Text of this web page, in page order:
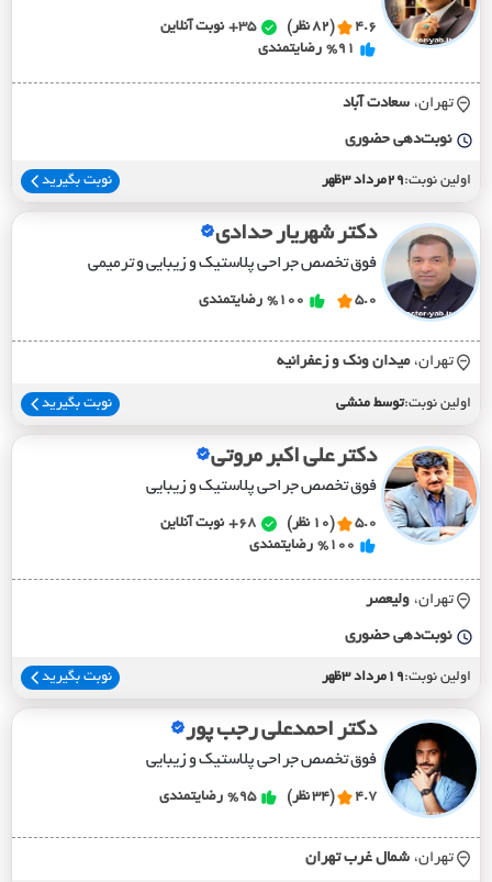
4.6 (82 نظر) 35+
نوبت آنلاین
%91 رضایتمندی
تهران، سعادت آباد
نوبت‌دهی حضوری
اولین نوبت:29مرداد 3ظهر نوبت بگیرید
دکتر شهریار حدادی
فوق تخصص جراحی پلاستیک و زیبایی و ترمیمی
5.0
%100 رضایتمندی
تهران، ميدان ونک و زعفرانيه
اولین نوبت:توسط منشی نوبت بگیرید
دکتر علی اکبر مروتی
فوق تخصص جراحی پلاستیک و زیبایی
5.0 (10 نظر) 68+
نوبت آنلاین
%100 رضایتمندی
تهران، وليعصر
نوبت‌دهی حضوری
اولین نوبت:19مرداد 3ظهر نوبت بگیرید
دکتر احمدعلی رجب پور
فوق تخصص جراحی پلاستیک و زیبایی
4.7 (34 نظر) %95 رضایتمندی
تهران، شمال غرب تهران